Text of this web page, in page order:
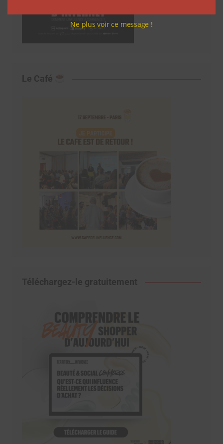
Le Café
Téléchargez-le gratuitement
Ne plus voir ce message !